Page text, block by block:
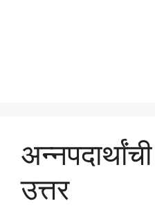
उत्तर